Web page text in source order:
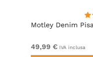
Motley Denim
49,99 € IVA inclusa